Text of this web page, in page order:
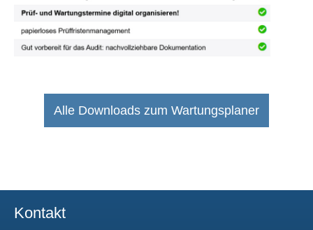
Alle Downloads zum Wartungsplaner
Kontakt